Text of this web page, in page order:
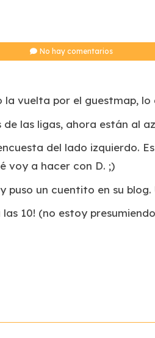
No hay comentarios
la vuelta por el guestmap,
las ligas, ahora están al
del lado izquierdo.
voy a hacer con D. ;)
un cuentito en su blog.
las 10! (no estoy